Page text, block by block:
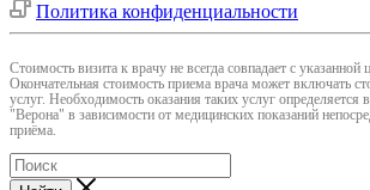
Политика конфиденциальности
Cтоимость визита к врачу не всегда совпадает с указанной
Окончательная стоимость приема врача может включать
услуг. Необходимость оказания таких услуг
"Верона" в зависимости от медицинских показаний
приёма.